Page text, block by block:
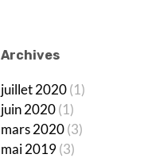
Archives
juillet 2020(1)
juin 2020(1)
mars 2020(3)
mai 2019(3)